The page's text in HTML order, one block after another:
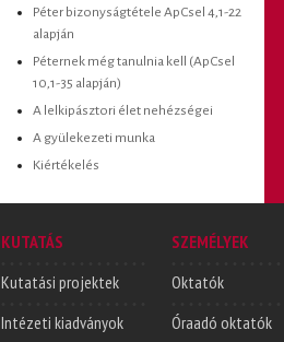
Péter bizonyságtétele ApCsel 4,1-22
alapján
Péternek még tanulnia kell (ApCsel
10,1-35 alapján)
A lelkipásztori élet nehézségei
A gyülekezeti munka
Kiértékelés
KUTATÁS
Kutatási projektek
Intézeti kiadványok
SZEMÉLYEK
Oktatók
Óraadó oktatók